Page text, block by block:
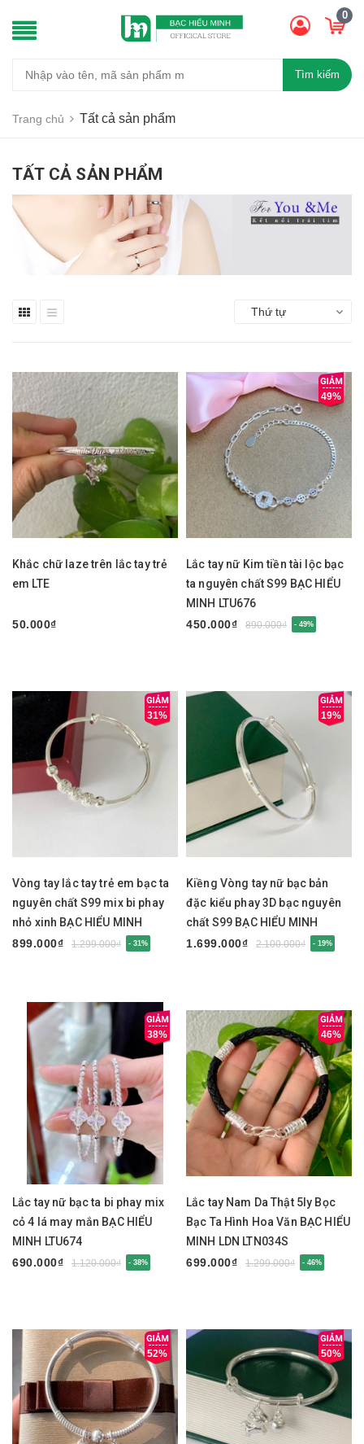
0
Tìm kiếm
Trang chủ Tất cả sản phẩm
TẤT CẢ SẢN PHẨM
Thứ tự
Khắc chữ laze trên lắc tay trẻ
em LTE
50.000₫
49%
Lắc tay nữ Kim tiền tài lộc bạc
ta nguyên chất S99 BẠC HIỂU
MINH LTU676
450.000₫
890.000₫ - 49%
31%
Vòng tay lắc tay trẻ em bạc ta
nguyên chất S99 mix bi phay
nhỏ xinh BẠC HIỂU MINH
LTE585
899.000₫ 1.299.000₫ - 31%
19%
Kiềng Vòng tay nữ bạc bản
đặc kiểu phay 3D bạc nguyên
chất S99 BẠC HIỂU MINH
LTU675
1.699.000₫ 2.100.000₫ - 19%
38%
Lắc tay nữ bạc ta bi phay mix
cỏ 4 lá may mắn BẠC HIỂU
MINH LTU674
690.000₫
1.120.000₫ - 38%
46%
Lắc tay Nam Da Thật 5ly Bọc
Bạc Ta Hình Hoa Văn BẠC HIỂU
MINH LDN LTN034S
699.000₫
1.299.000₫ - 46%
52% 50%